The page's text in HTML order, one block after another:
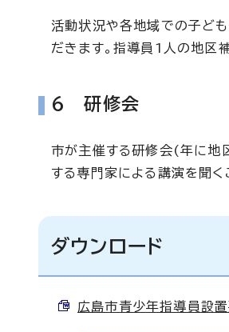
活動状況や各地域での子ど
だきます。指導員1人の地
6 研修会
市が主催する研修会(年に地
する専門家による講演を聞く
ダウンロード
広島市青少年指導員設